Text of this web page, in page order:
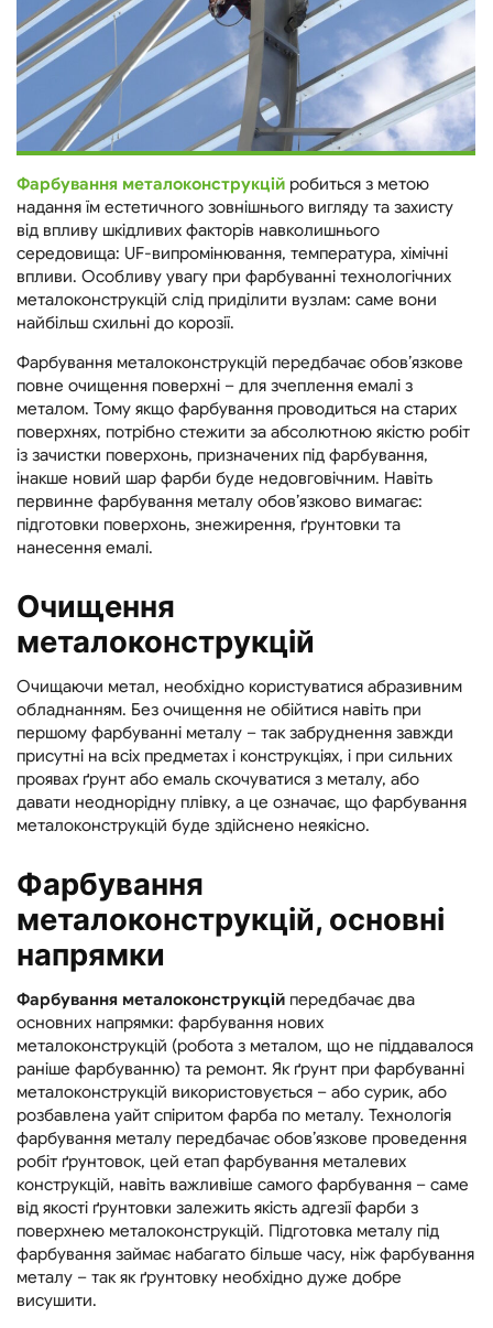
Фарбування металоконструкцій робиться з метою
надання їм естетичного зовнішнього вигляду та захисту
від впливу шкідливих факторів навколишнього
середовища: UF-випромінювання, температура, хімічні
впливи. Особливу увагу при фарбуванні технологічних
металоконструкцій слід приділити вузлам: саме вони
найбільш схильні до корозії.
Фарбування металоконструкцій передбачає обов’язкове
повне очищення поверхні – для зчеплення емалі з
металом. Тому якщо фарбування проводиться на старих
поверхнях, потрібно стежити за абсолютною якістю робіт
із зачистки поверхонь, призначених під фарбування,
інакше новий шар фарби буде недовговічним. Навіть
первинне фарбування металу обов’язково вимагає:
підготовки поверхонь, знежирення, ґрунтовки та
нанесення емалі.
Очищення
металоконструкцій
Очищаючи метал, необхідно користуватися абразивним
обладнанням. Без очищення не обійтися навіть при
першому фарбуванні металу – так забруднення завжди
присутні на всіх предметах і конструкціях, і при сильних
проявах ґрунт або емаль скочуватися з металу, або
давати неоднорідну плівку, а це означає, що фарбування
металоконструкцій буде здійснено неякісно.
Фарбування
металоконструкцій, основні
напрямки
Фарбування металоконструкцій передбачає два
основних напрямки: фарбування нових
металоконструкцій (робота з металом, що не піддавалося
раніше фарбуванню) та ремонт. Як ґрунт при фарбуванні
металоконструкцій використовується – або сурик, або
розбавлена ​​уайт спіритом фарба по металу. Технологія
фарбування металу передбачає обов’язкове проведення
робіт ґрунтовок, цей етап фарбування металевих
конструкцій, навіть важливіше самого фарбування – саме
від якості ґрунтовки залежить якість адгезії фарби з
поверхнею металоконструкцій. Підготовка металу під
фарбування займає набагато більше часу, ніж фарбування
металу – так як ґрунтовку необхідно дуже добре
висушити.